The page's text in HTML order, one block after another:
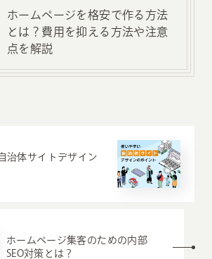
ホームページを格安で作る方法
とは？費用を抑える方法や注意
点を解説
治体サイトデザイン
ホームページ集客のための内部
SEO対策とは？